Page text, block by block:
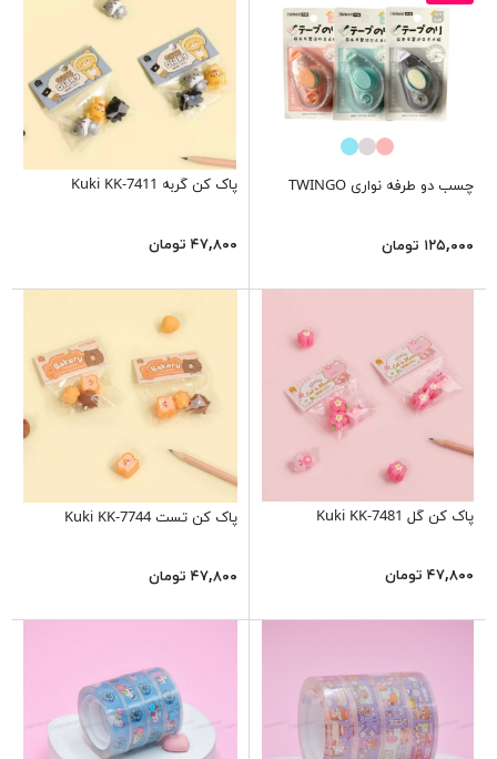
چسب دو طرفه نواری TWINGO
۱۲۵,۰۰۰ تومان
پاک کن گربه Kuki KK-7411
۴۷,۸۰۰ تومان
پاک کن گل Kuki KK-7481
۴۷,۸۰۰ تومان
پاک کن تست Kuki KK-7744
۴۷,۸۰۰ تومان